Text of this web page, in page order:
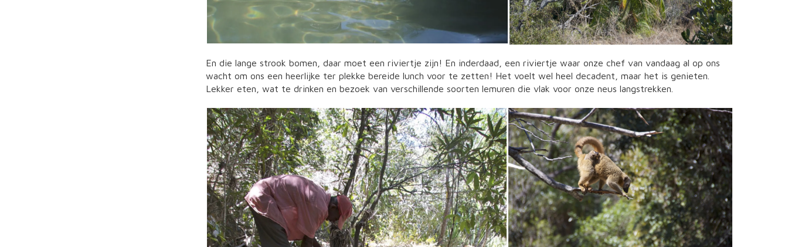
En die lange strook bomen, daar moet een riviertje zijn! En inderdaad, een riviertje waar onze chef van vandaag al op ons
wacht om ons een heerlijke ter plekke bereide lunch voor te zetten! Het voelt wel heel decadent, maar het is genieten.
Lekker eten, wat te drinken en bezoek van verschillende soorten lemuren die vlak voor onze neus langstrekken.